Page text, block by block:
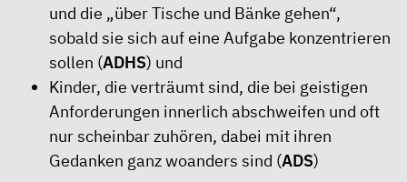
und die „über Tische und Bänke gehen“,
sobald sie sich auf eine Aufgabe konzentrieren
sollen (ADHS) und
Kinder, die verträumt sind, die bei geistigen
Anforderungen innerlich abschweifen und oft
nur scheinbar zuhören, dabei mit ihren
Gedanken ganz woanders sind (ADS)